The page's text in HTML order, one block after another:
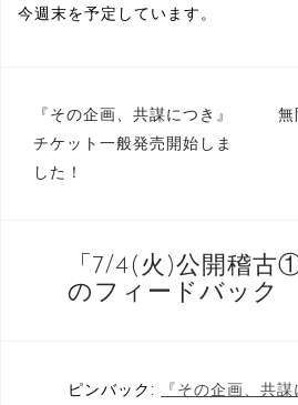
今週末を予定しています。
投
稿
ゲ
『その企画、共謀につき』
チケット一般発売開始しま
した！
「 7/4(火)公開稽古
のフィードバック
ピンバック:
『その企画、共